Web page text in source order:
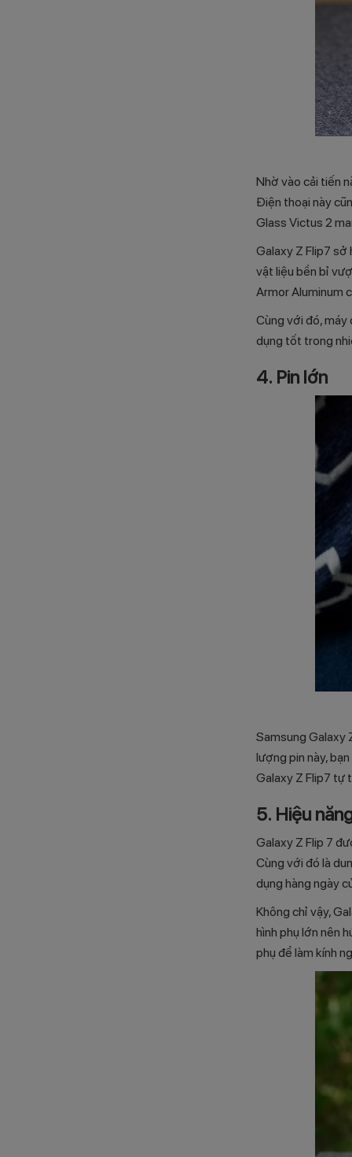
Nhờ vào cải tiến
Điện thoại này
Glass Victus 2
Galaxy Z Flip7
vật liệu bền bỉ
Armor Aluminum
Cùng với đó, máy
dụng tốt trong
4. Pin lớn
Samsung Galaxy
lượng pin này,
Galaxy Z Flip7 tự
5. Hiệu
Galaxy Z Flip 7
Cùng với đó là
dụng hàng ngày
Không chỉ vậy,
hình phụ lớn nên
phụ để làm kính